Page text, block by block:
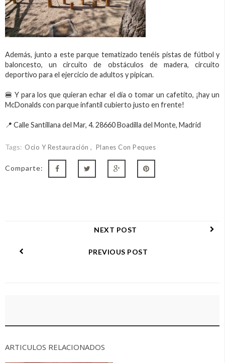
Además, junto a este parque tematizado tenéis pistas de fútbol y
baloncesto, un circuito de obstáculos de madera, circuito
deportivo para el ejercicio de adultos y pipican.
🍔 Y para los que quieran echar el día o tomar un cafetito, ¡hay un
McDonalds con parque infantil cubierto justo en frente!
📍 Calle Santillana del Mar, 4. 28660 Boadilla del Monte, Madrid
Tags: Ocio Y Restauración Planes Con Peques
Comparte:
NEXT POST
PREVIOUS POST
ARTICULOS RELACIONADOS